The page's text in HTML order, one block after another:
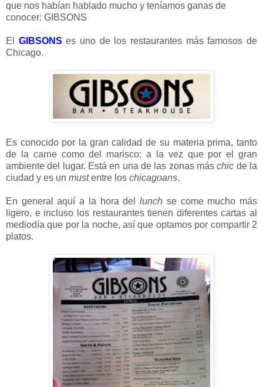
que nos habían hablado mucho y teníamos ganas de
conocer: GIBSONS
El GIBSONS es uno de los restaurantes más famosos de
Chicago.
Es conocido por la gran calidad de su materia prima, tanto
de la carne como del marisco; a la vez que por el gran
ambiente del lugar. Está en una de las zonas máschic de la
ciudad y es un mustentre los chicagoans.
En general aquí a la hora dellunch se come mucho más
ligero, e incluso los restaurantes tienen diferentes cartas al
mediodía que por la noche, así que optamos por compartir 2
platos.